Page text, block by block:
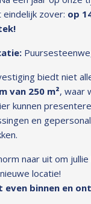
eindelijk zover: op
biedt niet
van 250 m², waar
kunnen
en
naar uit om
locatie!
even binnen en